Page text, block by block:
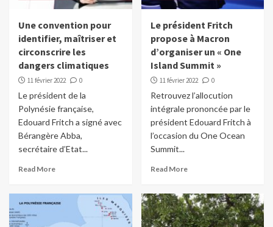
Une convention pour
identifier, maîtriser et
circonscrire les
dangers climatiques
11 février 2022 0
Le président de la
Polynésie française,
Edouard Fritch a signé avec
Bérangère Abba,
secrétaire d’Etat...
Read More
Le président Fritch
propose à Macron
d’organiser un « One
Island Summit »
11 février 2022 0
Retrouvez l’allocution
intégrale prononcée par le
président Edouard Fritch à
l’occasion du One Ocean
Summit...
Read More